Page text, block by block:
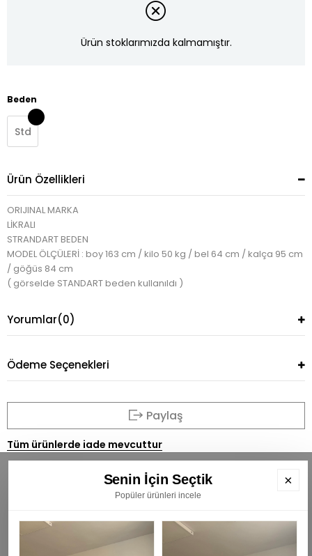
Ürün stoklarımızda kalmamıştır.
Beden
Std
Ürün Özellikleri
ORIJINAL MARKA
LİKRALI
STRANDART BEDEN
MODEL ÖLÇÜLERİ : boy 163 cm / kilo 50 kg / bel 64 cm / kalça 95 cm
/ göğüs 84 cm
( görselde STANDART beden kullanıldı )
Yorumlar(0)
Ödeme Seçenekleri
Paylaş
Tüm ürünlerde iade mevcuttur
BÜLTENİMİZE ÜYE OLUN
Senin İçin Seçtik
Popüler ürünleri incele
×